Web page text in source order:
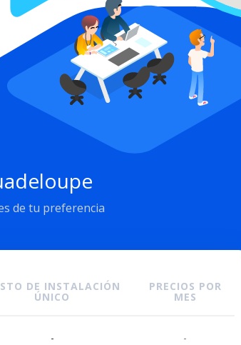
de tu preferencia
DE INSTALACIÓN
ÚNICO
PRECIOS POR
MES
- -